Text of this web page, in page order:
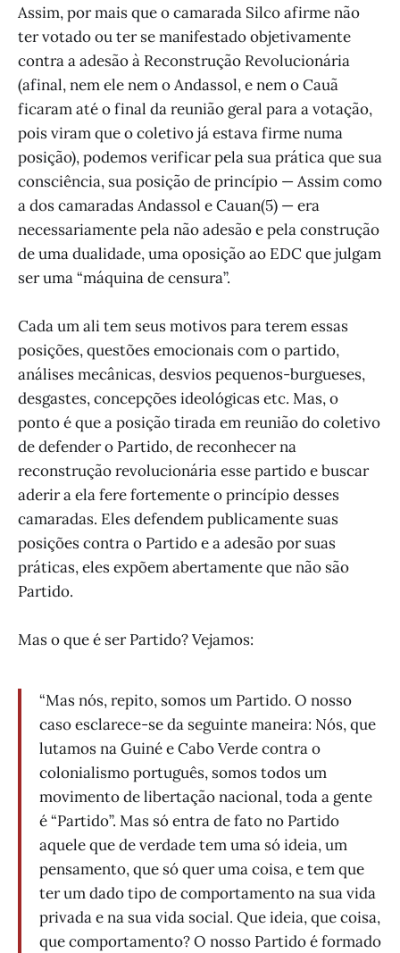
Assim, por mais que o camarada Silco afirme não
ter votado ou ter se manifestado objetivamente
contra a adesão à Reconstrução Revolucionária
(afinal, nem ele nem o Andassol, e nem o Cauã
ficaram até o final da reunião geral para a votação,
pois viram que o coletivo já estava firme numa
posição), podemos verificar pela sua prática que sua
consciência, sua posição de princípio — Assim como
a dos camaradas Andassol e Cauan(5) — era
necessariamente pela não adesão e pela construção
de uma dualidade, uma oposição ao EDC que julgam
ser uma “máquina de censura”.
Cada um ali tem seus motivos para terem essas
posições, questões emocionais com o partido,
análises mecânicas, desvios pequenos-burgueses,
desgastes, concepções ideológicas etc. Mas, o
ponto é que a posição tirada em reunião do coletivo
de defender o Partido, de reconhecer na
reconstrução revolucionária esse partido e buscar
aderir a ela fere fortemente o princípio desses
camaradas. Eles defendem publicamente suas
posições contra o Partido e a adesão por suas
práticas, eles expõem abertamente que não são
Partido.
Mas o que é ser Partido? Vejamos:
“Mas nós, repito, somos um Partido. O nosso
caso esclarece-se da seguinte maneira: Nós, que
lutamos na Guiné e Cabo Verde contra o
colonialismo português, somos todos um
movimento de libertação nacional, toda a gente
é “Partido”. Mas só entra de fato no Partido
aquele que de verdade tem uma só ideia, um
pensamento, que só quer uma coisa, e tem que
ter um dado tipo de comportamento na sua vida
privada e na sua vida social. Que ideia, que coisa,
que comportamento? O nosso Partido é formado